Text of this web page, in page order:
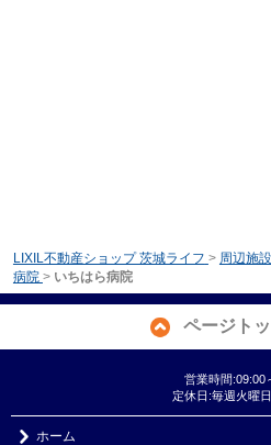
LIXIL不動産ショップ 茨城ライフ > 周辺施
病院 > いちはら病院
ページト
営業時間:09:00
定休日:毎週火曜
ホーム